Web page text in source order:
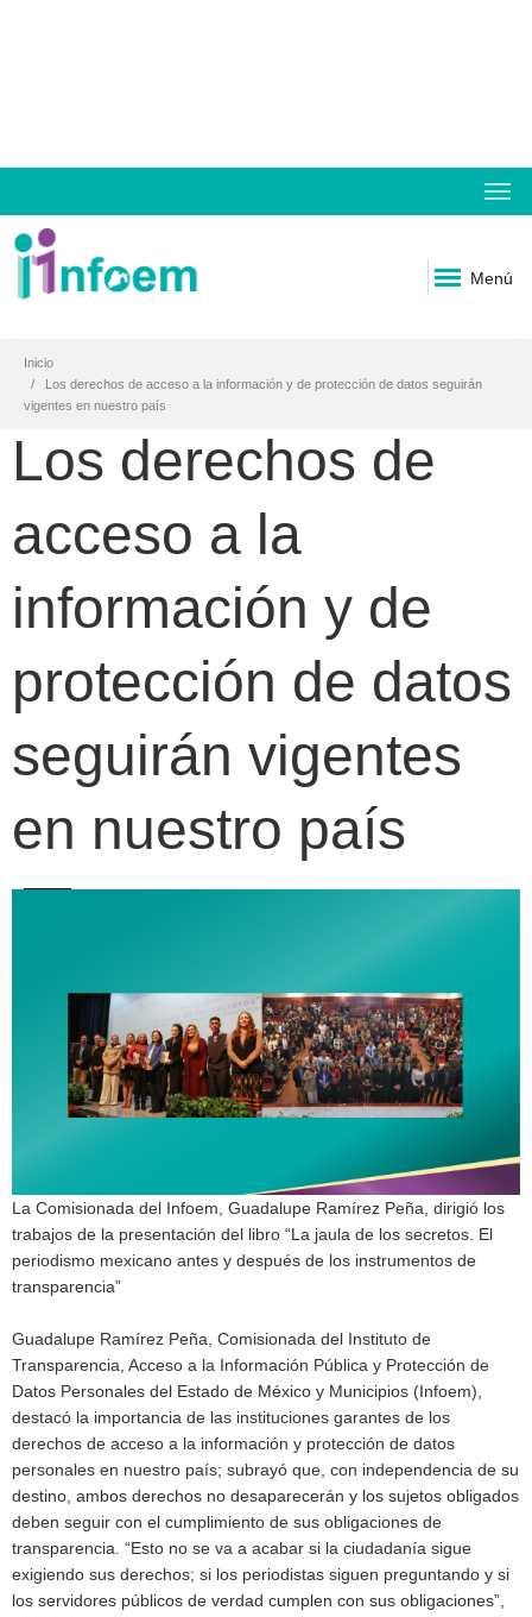
Menú
Inicio
Los derechos de acceso a la información y de protección de datos seguirán
vigentes en nuestro país
Los derechos de
acceso a la
información y de
protección de datos
seguirán vigentes
en nuestro país
La Comisionada del Infoem, Guadalupe Ramírez Peña, dirigió los
trabajos de la presentación del libro “La jaula de los secretos. El
periodismo mexicano antes y después de los instrumentos de
transparencia”
Guadalupe Ramírez Peña, Comisionada del Instituto de
Transparencia, Acceso a la Información Pública y Protección de
Datos Personales del Estado de México y Municipios (Infoem),
destacó la importancia de las instituciones garantes de los
derechos de acceso a la información y protección de datos
personales en nuestro país; subrayó que, con independencia de su
destino, ambos derechos no desaparecerán y los sujetos obligados
deben seguir con el cumplimiento de sus obligaciones de
transparencia. “Esto no se va a acabar si la ciudadanía sigue
exigiendo sus derechos; si los periodistas siguen preguntando y si
los servidores públicos de verdad cumplen con sus obligaciones”,